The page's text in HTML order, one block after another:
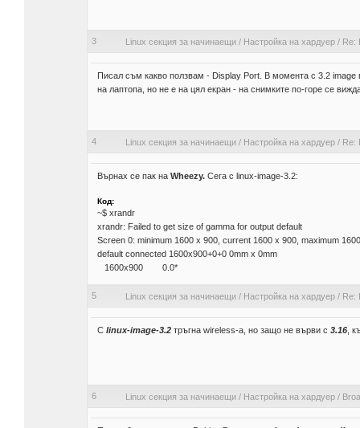
3 Linux секция за начинаещи/ Настройка на хардуер/ Re:
Писал съм какво ползвам - Display Port. В момента с 3.2 image
на лаптопа, но не е на цял екран - на снимките по-горе се
4 Linux секция за начинаещи/ Настройка на хардуер/ Re:
Върнах се пак на Wheezy.Сега с linux-image-3.2:
Код:
~$ xrandr
xrandr: Failed to get size of gamma for output default
Screen 0: minimum 1600 x 900, current 1600 x 900, maximum
default connected 1600x900+0+0 0mm x 0mm
1600x900 0.0*
5 Linux секция за начинаещи/ Настройка на хардуер/ Re:
С linux-image-3.2тръгна wireless-а, но защо не върви с 3.16,
6 Linux секция за начинаещи/ Настройка на хардуер/